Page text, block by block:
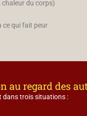
chaleur du corps)
ce qui fait peur
au regard des
dans trois situations :